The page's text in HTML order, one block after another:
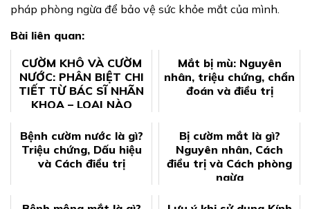
pháp phòng ngừa để bảo vệ sức khỏe mắt của mình.
Bài liên quan:
CƯỜM KHÔ VÀ CƯỜM
NƯỚC: PHÂN BIỆT CHI
TIẾT TỪ BÁC SĨ NHÃN
KHOA – LOẠI NÀO
Mắt bị mù: Nguyên
nhân, triệu chứng, chẩn
đoán và điều trị
Bệnh cườm nước là gì?
Triệu chứng, Dấu hiệu
và Cách điều trị
Bị cườm mắt là gì?
Nguyên nhân, Cách
điều trị và Cách phòng
ngừa